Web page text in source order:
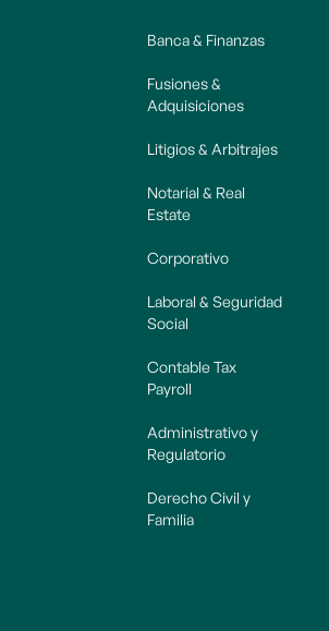
Banca & Finanzas
Fusiones &
Adquisiciones
Litigios & Arbitrajes
Notarial & Real
Estate
Corporativo
Laboral & Seguridad
Social
Contable Tax
Payroll
Administrativo y
Regulatorio
Derecho Civil y
Familia